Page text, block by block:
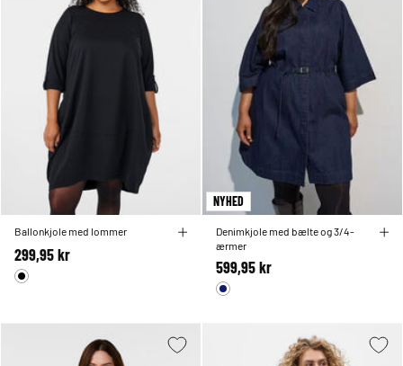
Ballonkjole med lommer
299,95 kr
NYHED
Denimkjole med bælte og 3/4-
ærmer
599,95 kr